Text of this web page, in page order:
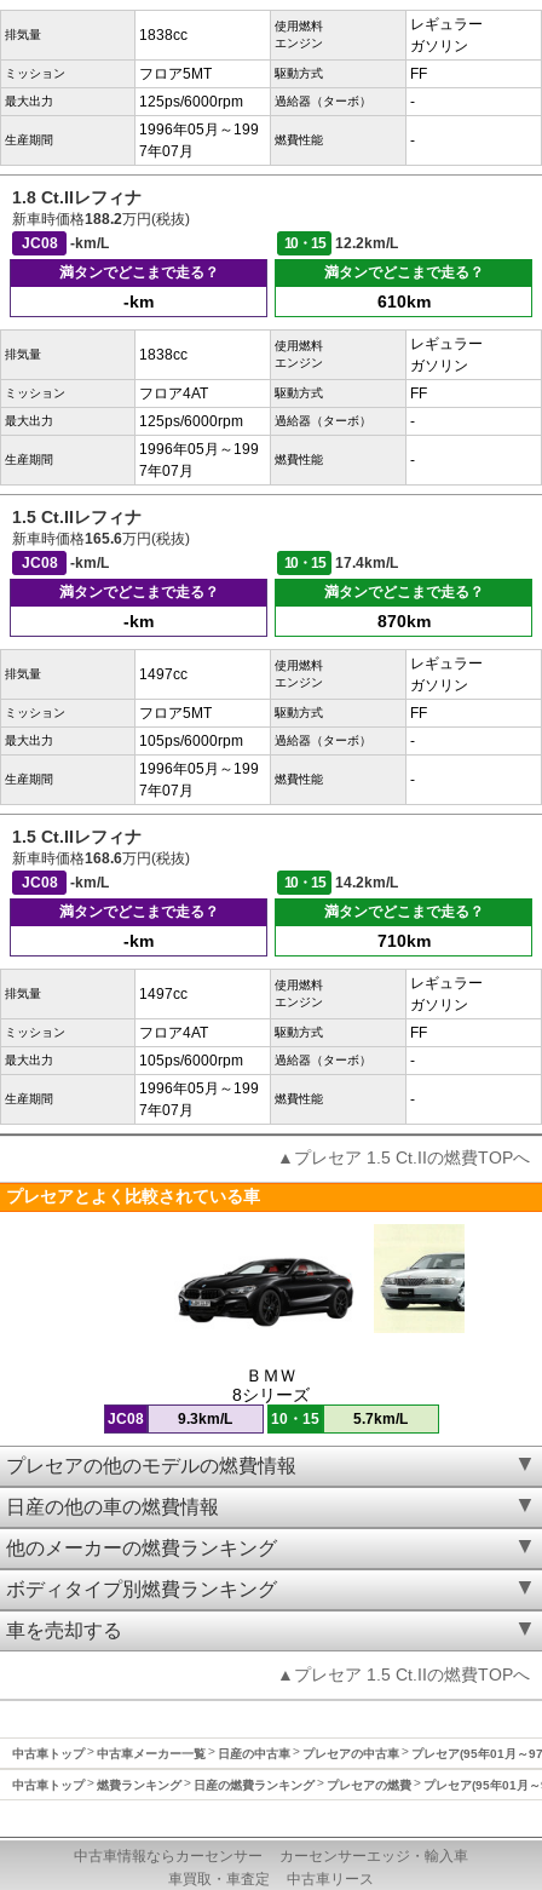
排気量 1838cc
使用燃料
エンジン
レギュラー
ガソリン
ミッション フロア5MT 駆動方式 FF
最大出力 125ps/6000rpm 過給器（ターボ） -
生産期間
1996年05月～199
7年07月
燃費性能 -
1.8 Ct.IIレフィナ
新車時価格188.2万円(税抜)
JC08
-km/L 10・15
12.2km/L
満タンでどこまで走る？
-km
満タンでどこまで走る？
610km
排気量 1838cc
使用燃料
エンジン
レギュラー
ガソリン
ミッション フロア4AT 駆動方式 FF
最大出力 125ps/6000rpm 過給器（ターボ） -
生産期間
1996年05月～199
7年07月
燃費性能 -
1.5 Ct.IIレフィナ
新車時価格165.6万円(税抜)
JC08
-km/L 10・15
17.4km/L
満タンでどこまで走る？
-km
満タンでどこまで走る？
870km
排気量 1497cc
使用燃料
エンジン
レギュラー
ガソリン
ミッション フロア5MT 駆動方式 FF
最大出力 105ps/6000rpm 過給器（ターボ） -
生産期間
1996年05月～199
7年07月
燃費性能 -
1.5 Ct.IIレフィナ
新車時価格168.6万円(税抜)
JC08
-km/L 10・15
14.2km/L
満タンでどこまで走る？
-km
満タンでどこまで走る？
710km
排気量 1497cc
使用燃料
エンジン
レギュラー
ガソリン
ミッション フロア4AT 駆動方式 FF
最大出力 105ps/6000rpm 過給器（ターボ） -
生産期間
1996年05月～199
7年07月
燃費性能 -
▲プレセア 1.5 Ct.IIの燃費TOPへ
プレセアとよく比較されている車
ＢＭＷ
8シリーズ
JC08 9.3km/L 10・15 5.7km/L
プレセアの他のモデルの燃費情報
日産の他の車の燃費情報
他のメーカーの燃費ランキング
ボディタイプ別燃費ランキング
車を売却する
▲プレセア 1.5 Ct.IIの燃費TOPへ
中古車トップ 中古車メーカー一覧 日産の中古車 プレセアの中古車 プレセア(95年01月～
中古車トップ 燃費ランキング 日産の燃費ランキング プレセアの燃費 プレセア(95年01月
中古車情報ならカーセンサー
カーセンサーエッジ・輸入車
車買取・車査定
中古車リース